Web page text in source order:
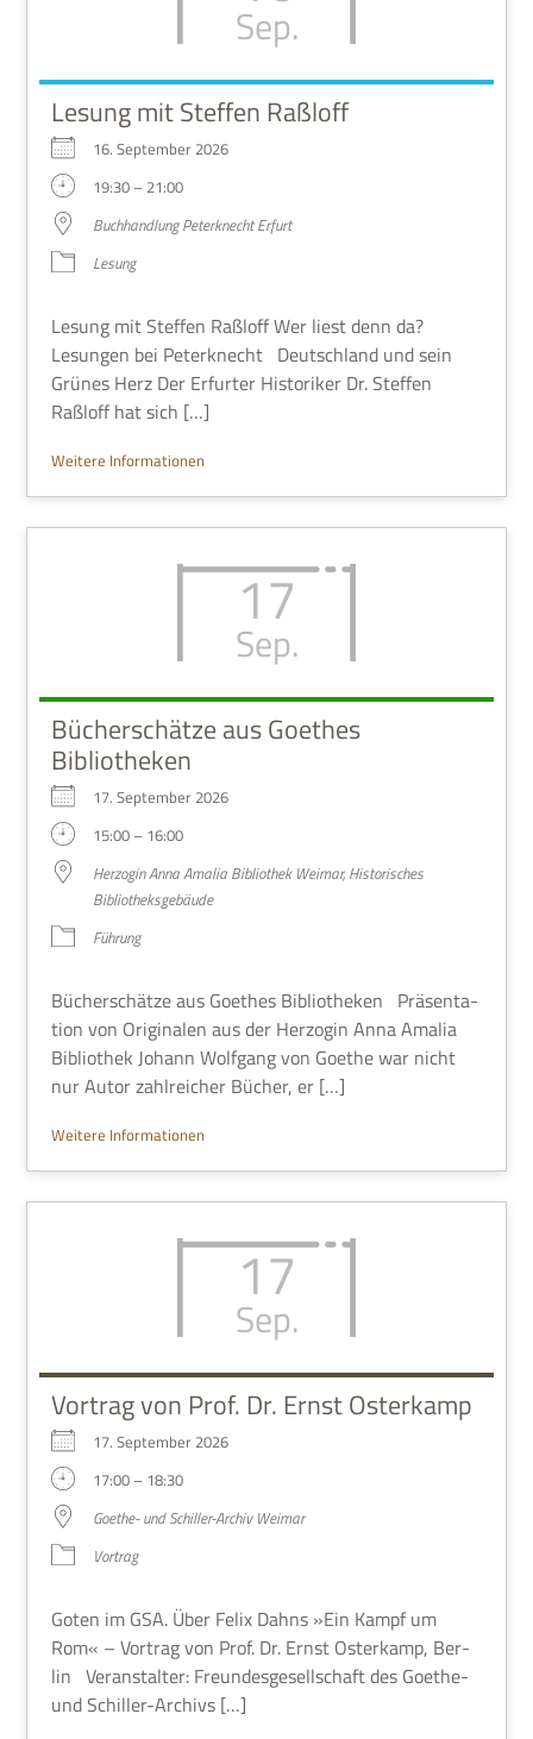
Sep.
Lesung mit Steffen Raßloff
16. Sep­tem­ber 2026
19:30 – 21:00
Buch­hand­lung Peter­knecht Erfurt
Lesung
Lesung mit Stef­fen Raßl­off Wer liest denn da?
Lesun­gen bei Peter­knecht Deutsch­land und sein
Grü­nes Herz Der Erfur­ter Histo­ri­ker Dr. Stef­fen
Raßl­off hat sich […]
Wei­tere Informationen
17
Sep.
Bücherschätze aus Goethes
Bibliotheken
17. Sep­tem­ber 2026
15:00 – 16:00
Her­zo­gin Anna Ama­lia Biblio­thek Wei­mar, Histo­ri­sches
Bibliotheksgebäude
Füh­rung
Bücher­schätze aus Goe­thes Biblio­the­ken Prä­sen­ta­
tion von Ori­gi­na­len aus der Her­zo­gin Anna Ama­lia
Biblio­thek Johann Wolf­gang von Goe­the war nicht
nur Autor zahl­rei­cher Bücher, er […]
Wei­tere Informationen
17
Sep.
Vortrag von Prof. Dr. Ernst Osterkamp
17. Sep­tem­ber 2026
17:00 – 18:30
Goe­the- und Schil­ler-Archiv Weimar
Vor­trag
Goten im GSA. Über Felix Dahns »Ein Kampf um
Rom« – Vor­trag von Prof. Dr. Ernst Oster­kamp, Ber­
lin Ver­an­stal­ter: Freun­des­ge­sell­schaft des Goe­the-
und Schiller-Archivs […]